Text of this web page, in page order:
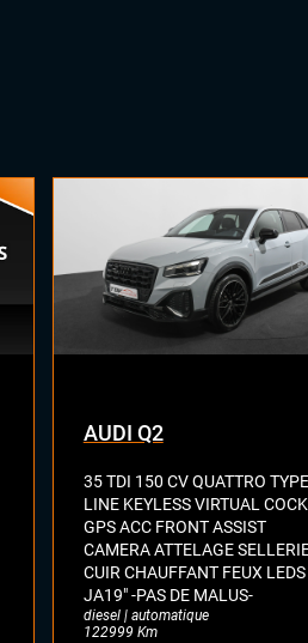
Hayon électrique
Sièges chauffants avant et
Sièges électriques à mémoire
Suspensions pneumatiques
Virtual cockpit (live cockpit,
AUDI Q2
35 TDI 150 CV QUATTRO
LINE KEYLESS VIRTUAL
GPS ACC FRONT ASSIST
CAMERA ATTELAGE
CUIR CHAUFFANT FEUX LEDS
JA19" -PAS DE MALUS-
diesel | automatique
122999 Km